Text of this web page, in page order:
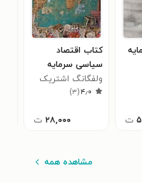
ت
کتاب اقتصاد
سیاسی سرمایه
داری مدرن
ولفگانگ اشتریک
۴٫۰(۳)
۲۸,۰۰۰ ت
مشاهده همه